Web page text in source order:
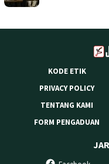
KODE ETIK
PRIVACY POLICY
TENTANG KAMI
FORM PENGADUAN